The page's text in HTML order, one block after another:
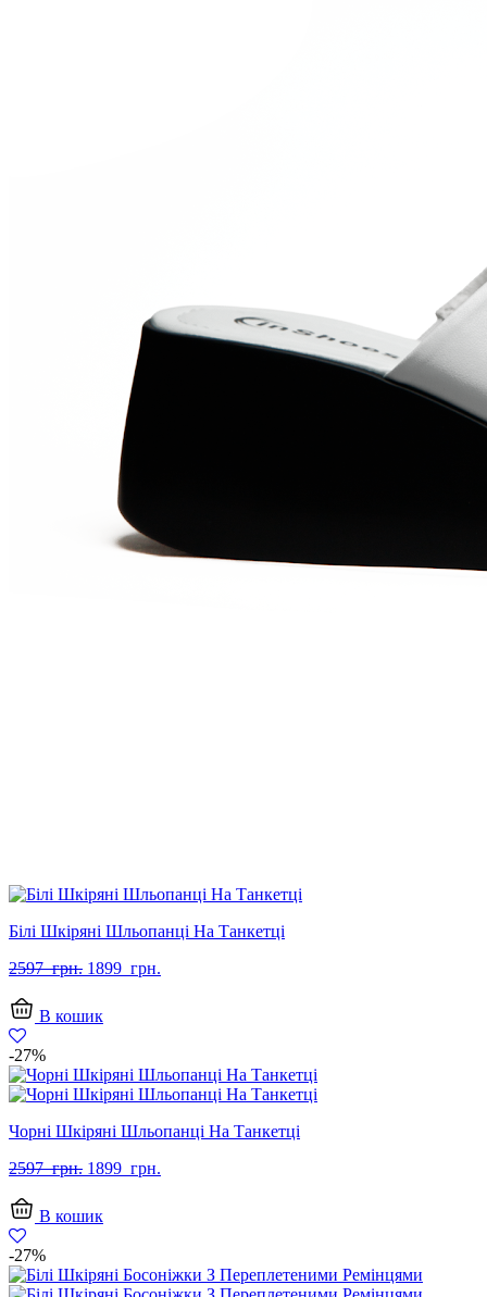
Білі Шкіряні Шльопанці На Танкетці
2597 грн. Оригінальна
грн..
1899 грн.
В кошик
-27%
Чорні Шкіряні Шльопанці На Танкетці
2597 грн. Оригінальна
грн..
1899 грн.
В кошик
-27%